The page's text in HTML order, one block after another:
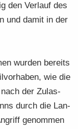
den Ver­lauf des
und damit in der
wur­den be­reits
wie die
der Zulas­
durch die Lan­
ge­nom­men